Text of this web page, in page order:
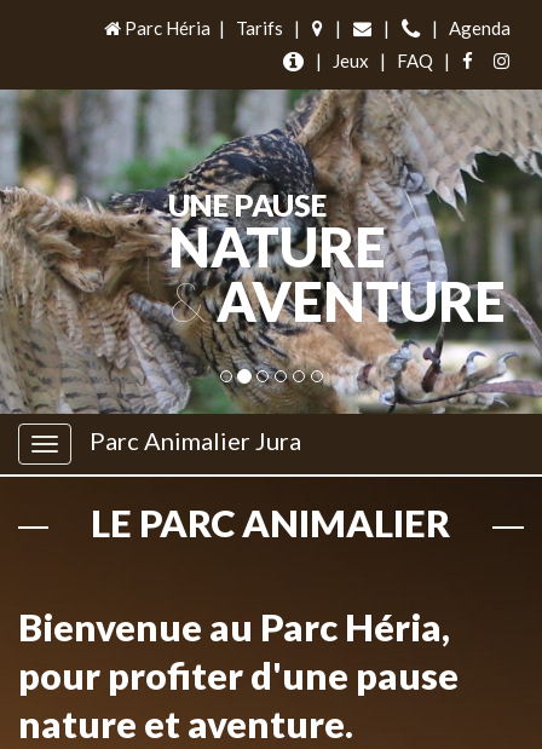
Parc Héria | Tarifs | | | |
Agenda
|
Jeux | FAQ |
UNE PAUSE
NATURE
&AVENTURE
Parc Animalier Jura
LE PARC ANIMALIER
Bienvenue au Parc Héria,
pour profiter d'une pause
nature et aventure.